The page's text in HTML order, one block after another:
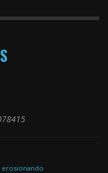
erosionando